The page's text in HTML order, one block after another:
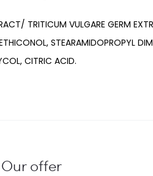
TRITICUM VULGARE
STEARAMIDOPROPYL
CITRIC ACID.
Our offer